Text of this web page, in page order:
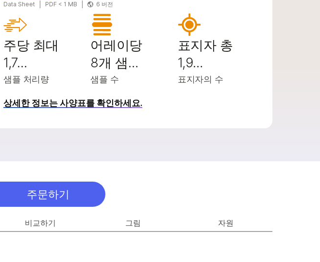
Data Sheet PDF < 1 MB 6 버전
주당 최대
1,7…
샘플 처리량
어레이당
8개 샘…
샘플 수
표지자 총
1,9…
표지자의 수
상세한 정보는 사양표를 확인하세요.
주문하기
비교하기 그림 자원